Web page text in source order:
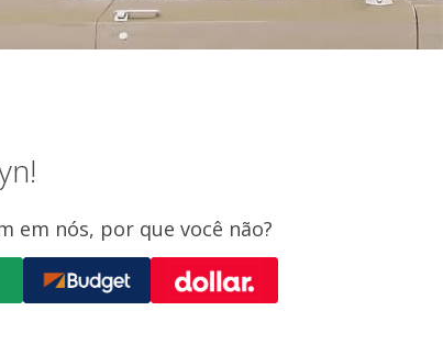
em nós, por que você não?